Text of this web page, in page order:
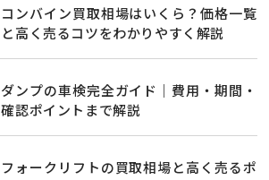
コンバイン買取相場はいくら？価格一覧
と高く売るコツをわかりやすく解説
ダンプの車検完全ガイド｜費用・期間・
確認ポイントまで解説
フォークリフトの買取相場と高く売るポ